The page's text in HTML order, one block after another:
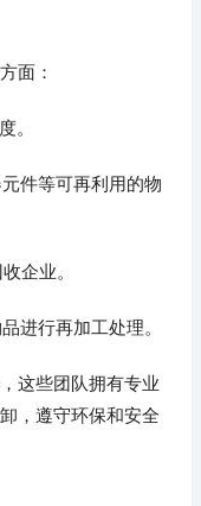
面：
。
件等可再利用的物
企业。
进行再加工处理。
这些团队拥有专业
，遵守环保和安全